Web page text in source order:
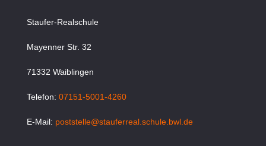
Staufer-Realschule
Mayenner Str. 32
71332 Waiblingen
Telefon: 07151-5001-4260
E-Mail: poststelle@stauferreal.schule.bwl.de